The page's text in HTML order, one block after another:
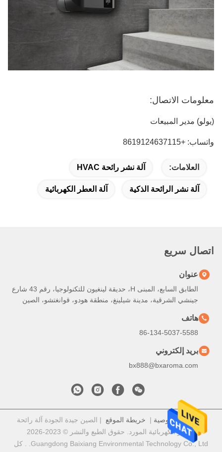
معلومات الاتصال:
(يولو) مدير المبيعات
واتساب: +8619124637115
العلامات: آلة نشر رائحة HVAC
آلة نشر الرائحة الذكية آلة العطر الكهربائية
اتصال سريع
عنوان
الطابق السابع، المبنى H، حديقة لينغيون للتكنولوجيا، رقم 43 شارع
جينشي الشرقية، مدينة شيلينغ، منطقة هودو، قوانغتشو، الصين
هاتف
86-134-5037-5588
بريد إلكتروني
bx888@bxaroma.com
سياسة الخصوصية | خريطة الموقع | الصين جيدة الجودة آلة رائحة
الناشر الكهربائية المورد. حقوق الطبع والنشر © 2023-2026
Guangdong Baixiang Environmental Technology Co., Ltd. . كل